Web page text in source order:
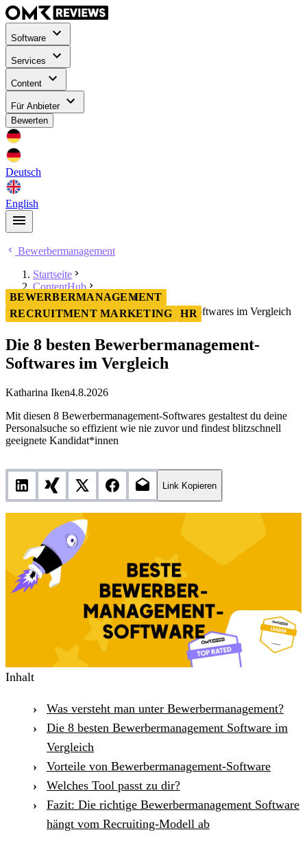
Software
Services
Content
Für Anbieter
Bewerten
Deutsch
English
Bewerbermanagement
Startseite
ContentHub
Bewerbermanagement
Die 8 besten Bewerbermanagement-Softwares im Vergleich
BEWERBERMANAGEMENT
RECRUITMENT MARKETING
HR
Die 8 besten Bewerbermanagement-
Softwares im Vergleich
Katharina Iken4.8.2026
Mit diesen 8 Bewerbermanagement-Softwares gestaltest du deine
Personalsuche so effizient wie nie zuvor und findest blitzschnell
geeignete Kandidat*innen
Link Kopieren
Inhalt
Was versteht man unter Bewerbermanagement?
Die 8 besten Bewerbermanagement Software im
Vergleich
Vorteile von Bewerbermanagement-Software
Welches Tool passt zu dir?
Fazit: Die richtige Bewerbermanagement Software
hängt vom Recruiting-Modell ab